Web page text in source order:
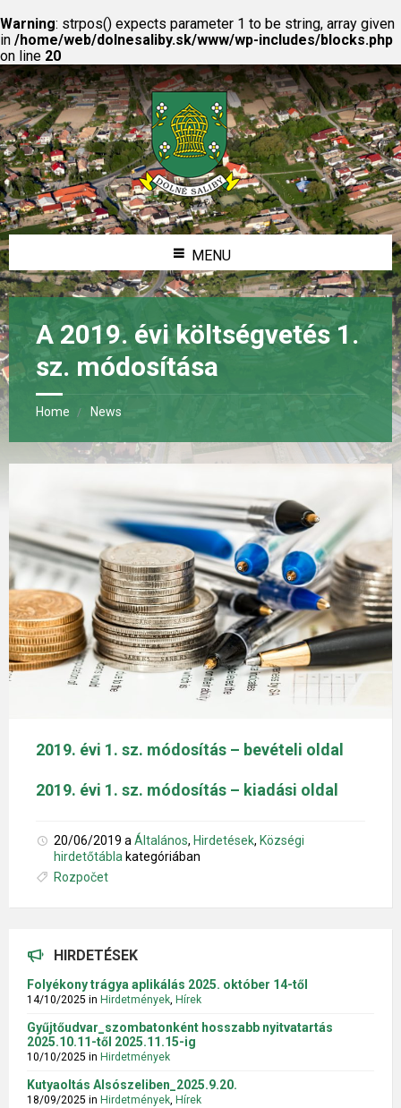
Warning: strpos() expects parameter 1 to be string, array given
in /home/web/dolnesaliby.sk/www/wp-includes/blocks.php
on line 20
MENU
A 2019. évi költségvetés 1.
sz. módosítása
Home News
2019. évi 1. sz. módosítás – bevételi oldal
2019. évi 1. sz. módosítás – kiadási oldal
20/06/2019 aÁltalános, Hirdetések, Községi
hirdetőtábla kategóriában
Tags:
Rozpočet
HIRDETÉSEK
Folyékony trágya aplikálás 2025. október 14-től
14/10/2025 in Hirdetmények, Hírek
Gyűjtőudvar_szombatonként hosszabb nyitvatartás
2025.10.11-től 2025.11.15-ig
10/10/2025 in Hirdetmények
Kutyaoltás Alsószeliben_2025.9.20.
18/09/2025 in Hirdetmények, Hírek